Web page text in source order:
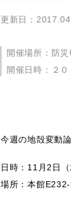
更新日：
開催場所：防
開催日時：２
今週の地殻変動
日時：11月2日
場所：本館